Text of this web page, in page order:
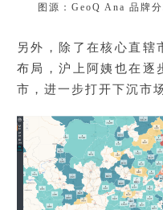
图源：GeoQ Ana 品牌
另外，除了在核心直辖
布局，沪上阿姨也在逐
市，进一步打开下沉市